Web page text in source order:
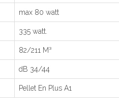
max 80 watt
335 watt.
82/211 M³
dB 34/44
Pellet En Plus A1